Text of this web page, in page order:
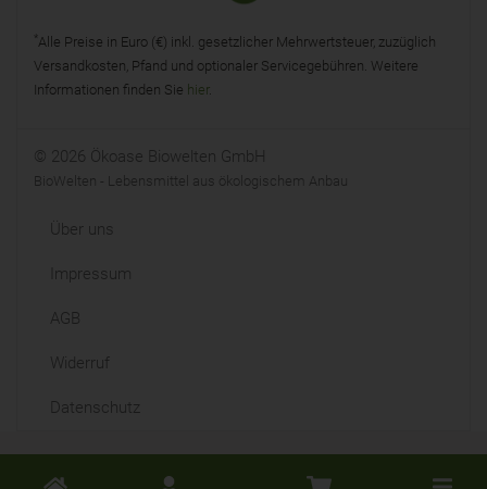
*Alle Preise in Euro (€) inkl. gesetzlicher Mehrwertsteuer, zuzüglich
Versandkosten, Pfand und optionaler Servicegebühren. Weitere
Informationen finden Sie hier.
© 2026 Ökoase Biowelten GmbH
BioWelten - Lebensmittel aus ökologischem Anbau
Über uns
Impressum
AGB
Widerruf
Datenschutz